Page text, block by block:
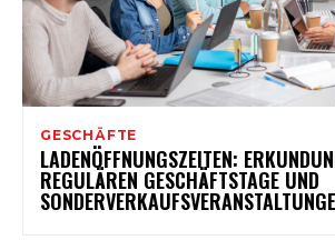
GESCHÄFTE
LADENÖFFNUNGSZEITEN:
REGULÄREN GESCHÄFTSTAGE UND